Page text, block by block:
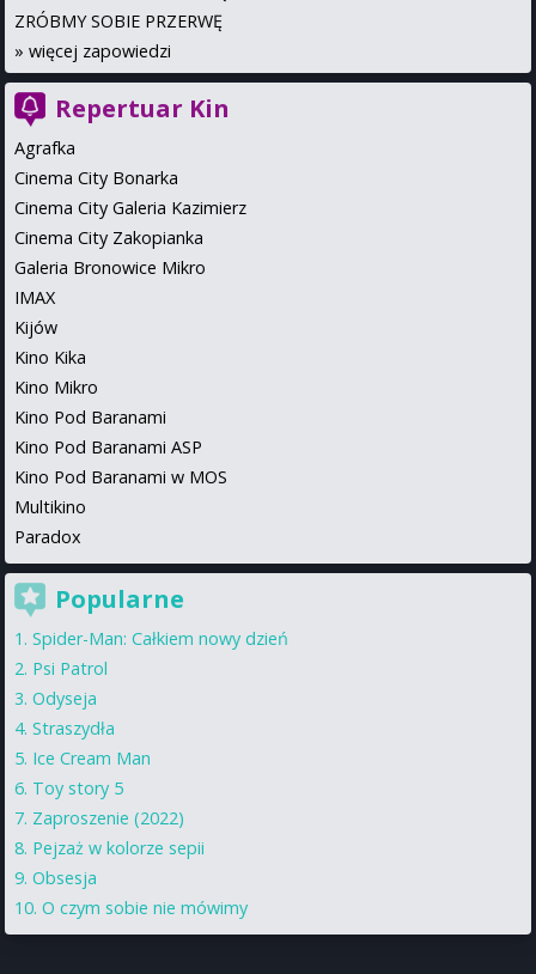
ZRÓBMY SOBIE PRZERWĘ
» więcej zapowiedzi
Repertuar Kin
Agrafka
Cinema City Bonarka
Cinema City Galeria Kazimierz
Cinema City Zakopianka
Galeria Bronowice Mikro
IMAX
Kijów
Kino Kika
Kino Mikro
Kino Pod Baranami
Kino Pod Baranami ASP
Kino Pod Baranami w MOS
Multikino
Paradox
Popularne
Spider-Man: Całkiem nowy dzień
Psi Patrol
Odyseja
Straszydła
Ice Cream Man
Toy story 5
Zaproszenie (2022)
Pejzaż w kolorze sepii
Obsesja
O czym sobie nie mówimy